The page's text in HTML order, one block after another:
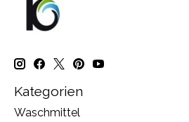
Kategorien
Waschmittel